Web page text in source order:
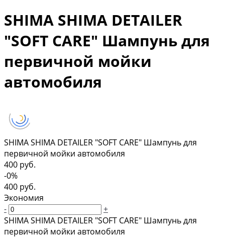
SHIMA SHIMA DETAILER
"SOFT CARE" Шампунь для
первичной мойки
автомобиля
SHIMA SHIMA DETAILER "SOFT CARE" Шампунь для
первичной мойки автомобиля
400 руб.
-0%
400 руб.
Экономия
-
+
SHIMA SHIMA DETAILER "SOFT CARE" Шампунь для
первичной мойки автомобиля